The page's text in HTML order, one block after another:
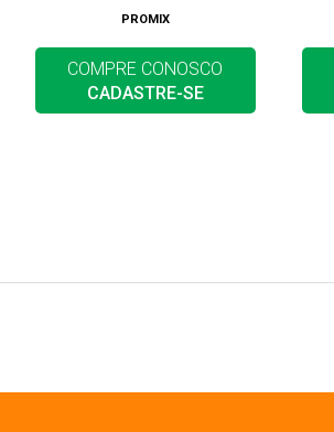
PROMIX
COMPRE CONOSCO
CADASTRE-SE